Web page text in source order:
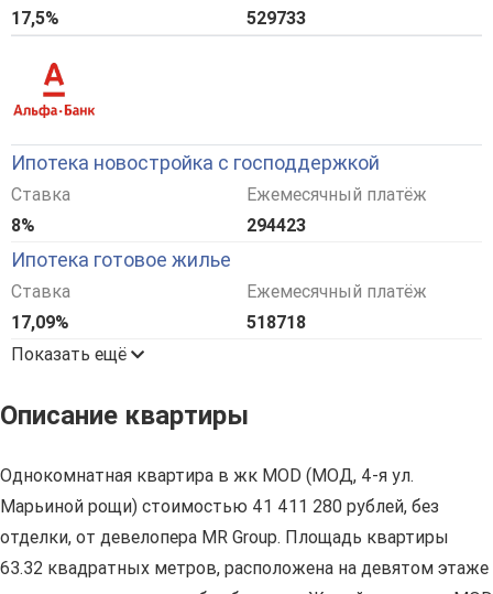
17,5%
529733
Ипотека новостройка с господдержкой
Ставка
8%
Ежемесячный платёж
294423
Ипотека готовое жилье
Ставка
17,09%
Ежемесячный платёж
518718
Показать ещё
Описание квартиры
Однокомнатная квартира в жк MOD (МОД, 4-я ул.
Марьиной рощи) стоимостью 41 411 280 рублей, без
отделки, от девелопера MR Group. Площадь квартиры
63.32 квадратных метров, расположена на девятом этаже